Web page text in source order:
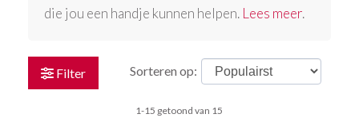
die jou een handje kunnen helpen. Lees meer.
Filter Sorteren op:
1-15 getoond van 15